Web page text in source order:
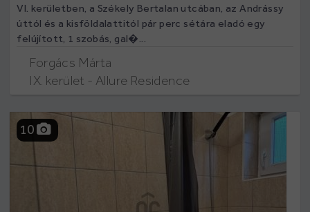
VI. kerületben, a Székely Bertalan utcában, az Andrássy
úttól és a kisföldalattitól pár perc sétára eladó egy
felújított, 1 szobás, gal�...
Forgács Márta
IX. kerület - Allure Residence
10